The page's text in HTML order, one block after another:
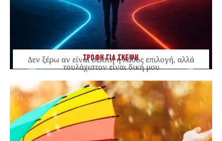
ΤΡΟΦΗ ΓΙΑ ΣΚΕΨΗ
Δεν ξέρω αν είναι σωστή ή λάθος επιλογή, αλλά
τουλάχιστον είναι δική μου